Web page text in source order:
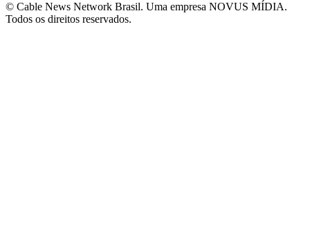
© Cable News Network Brasil. Uma empresa NOVUS MÍDIA.
Todos os direitos reservados.